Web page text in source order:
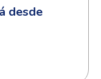
desde